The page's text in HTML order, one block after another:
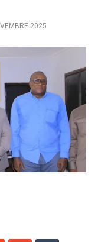
2025